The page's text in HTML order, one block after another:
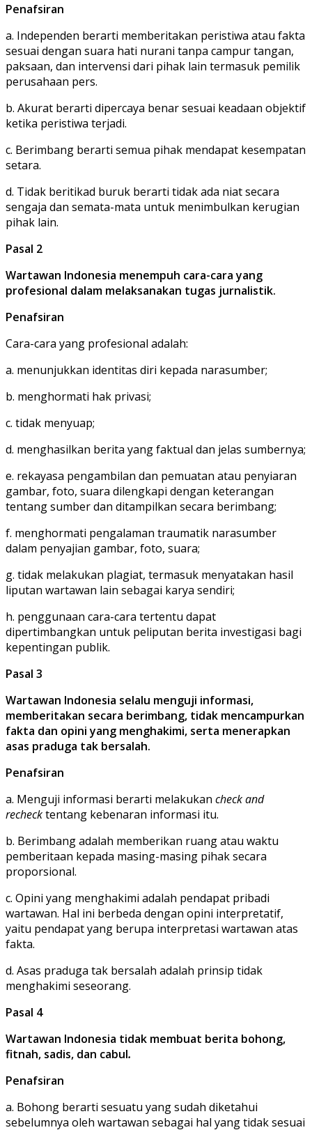
Penafsiran
a. Independen berarti memberitakan peristiwa atau fakta
sesuai dengan suara hati nurani tanpa campur tangan,
paksaan, dan intervensi dari pihak lain termasuk pemilik
perusahaan pers.
b. Akurat berarti dipercaya benar sesuai keadaan objektif
ketika peristiwa terjadi.
c. Berimbang berarti semua pihak mendapat kesempatan
setara.
d. Tidak beritikad buruk berarti tidak ada niat secara
sengaja dan semata-mata untuk menimbulkan kerugian
pihak lain.
Pasal 2
Wartawan Indonesia menempuh cara-cara yang
profesional dalam melaksanakan tugas jurnalistik.
Penafsiran
Cara-cara yang profesional adalah:
a. menunjukkan identitas diri kepada narasumber;
b. menghormati hak privasi;
c. tidak menyuap;
d. menghasilkan berita yang faktual dan jelas sumbernya;
e. rekayasa pengambilan dan pemuatan atau penyiaran
gambar, foto, suara dilengkapi dengan keterangan
tentang sumber dan ditampilkan secara berimbang;
f. menghormati pengalaman traumatik narasumber
dalam penyajian gambar, foto, suara;
g. tidak melakukan plagiat, termasuk menyatakan hasil
liputan wartawan lain sebagai karya sendiri;
h. penggunaan cara-cara tertentu dapat
dipertimbangkan untuk peliputan berita investigasi bagi
kepentingan publik.
Pasal 3
Wartawan Indonesia selalu menguji informasi,
memberitakan secara berimbang, tidak mencampurkan
fakta dan opini yang menghakimi, serta menerapkan
asas praduga tak bersalah.
Penafsiran
a. Menguji informasi berarti melakukan check and
rechecktentang kebenaran informasi itu.
b. Berimbang adalah memberikan ruang atau waktu
pemberitaan kepada masing-masing pihak secara
proporsional.
c. Opini yang menghakimi adalah pendapat pribadi
wartawan. Hal ini berbeda dengan opini interpretatif,
yaitu pendapat yang berupa interpretasi wartawan atas
fakta.
d. Asas praduga tak bersalah adalah prinsip tidak
menghakimi seseorang.
Pasal 4
Wartawan Indonesia tidak membuat berita bohong,
fitnah, sadis, dan cabul.
Penafsiran
a. Bohong berarti sesuatu yang sudah diketahui
sebelumnya oleh wartawan sebagai hal yang tidak sesuai